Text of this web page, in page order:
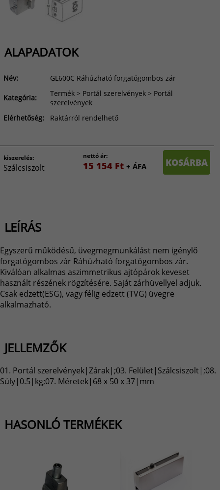
ALAPADATOK
Név: GL600C Ráhúzható forgatógombos zár
Kategória:
Termék > Portál szerelvények > Portál
szerelvények
Elérhetőség:
Raktárról rendelhető
kiszerelés:
Szálcsiszolt
nettó ár:
15 154 Ft + ÁFA KOSÁRBA
LEÍRÁS
Egyszerű működésű, üvegmegmunkálást nem igénylő
forgatógombos zár Ráhúzható forgatógombos zár.
Kiválóan alkalmas aszimmetrikus ajtópárok keveset
használt részének rögzítésére. Saját zárhüvellyel adjuk.
Csak edzett(ESG), vagy félig edzett (TVG) üvegre
alkalmazható.
JELLEMZŐK
01. Portál szerelvények|Zárak|;03. Felület|Szálcsiszolt|;08.
Súly|0.5|kg;07. Méretek|68 x 50 x 37|mm
HASONLÓ TERMÉKEK